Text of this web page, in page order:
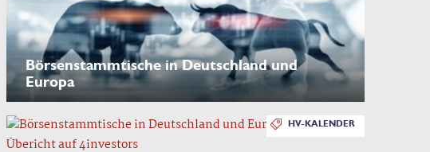
Börsenstammtische in Deutschland und
Europa
HV-KALENDER